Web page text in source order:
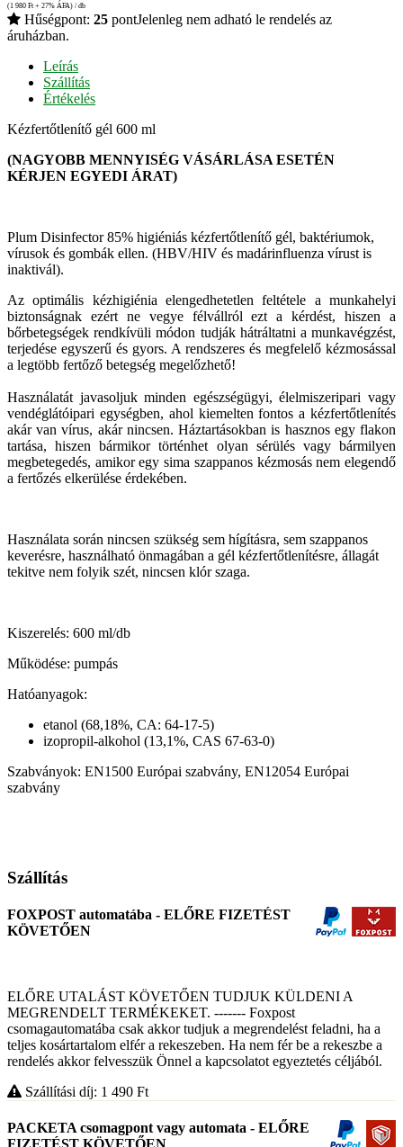
(1 980 Ft + 27% ÁFA) / db
Hűségpont: 25 pontJelenleg nem adható le rendelés az
áruházban.
Leírás
Szállítás
Értékelés
Kézfertőtlenítő gél 600 ml
(NAGYOBB MENNYISÉG VÁSÁRLÁSA ESETÉN
KÉRJEN EGYEDI ÁRAT)
Plum Disinfector 85% higiéniás kézfertőtlenítő gél, baktériumok,
vírusok és gombák ellen. (HBV/HIV és madárinfluenza vírust is
inaktivál).
Az optimális kézhigiénia elengedhetetlen feltétele a munkahelyi
biztonságnak ezért ne vegye félvállról ezt a kérdést, hiszen a
bőrbetegségek rendkívüli módon tudják hátráltatni a munkavégzést,
terjedése egyszerű és gyors. A rendszeres és megfelelő kézmosással
a legtöbb fertőző betegség megelőzhető!
Használatát javasoljuk minden egészségügyi, élelmiszeripari vagy
vendéglátóipari egységben, ahol kiemelten fontos a kézfertőtlenítés
akár van vírus, akár nincsen. Háztartásokban is hasznos egy flakon
tartása, hiszen bármikor történhet olyan sérülés vagy bármilyen
megbetegedés, amikor egy sima szappanos kézmosás nem elegendő
a fertőzés elkerülése érdekében.
Használata során nincsen szükség sem hígításra, sem szappanos
keverésre, használható önmagában a gél kézfertőtlenítésre, állagát
tekitve nem folyik szét, nincsen klór szaga.
Kiszerelés: 600 ml/db
Működése: pumpás
Hatóanyagok:
etanol (68,18%, CA: 64-17-5)
izopropil-alkohol (13,1%, CAS 67-63-0)
Szabványok: EN1500 Európai szabvány, EN12054 Európai
szabvány
Szállítás
FOXPOST automatába - ELŐRE FIZETÉST
KÖVETŐEN
ELŐRE UTALÁST KÖVETŐEN TUDJUK KÜLDENI A
MEGRENDELT TERMÉKEKET. ------- Foxpost
csomagautomatába csak akkor tudjuk a megrendelést feladni, ha a
teljes kosártartalom elfér a rekeszeben. Ha nem fér be a rekeszbe a
rendelés akkor felvesszük Önnel a kapcsolatot egyeztetés céljából.
Szállítási díj: 1 490 Ft
PACKETA csomagpont vagy automata - ELŐRE